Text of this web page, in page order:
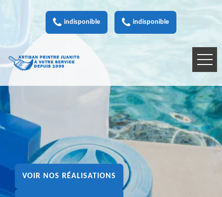
indisponible indisponible
VOIR NOS RÉALISATIONS